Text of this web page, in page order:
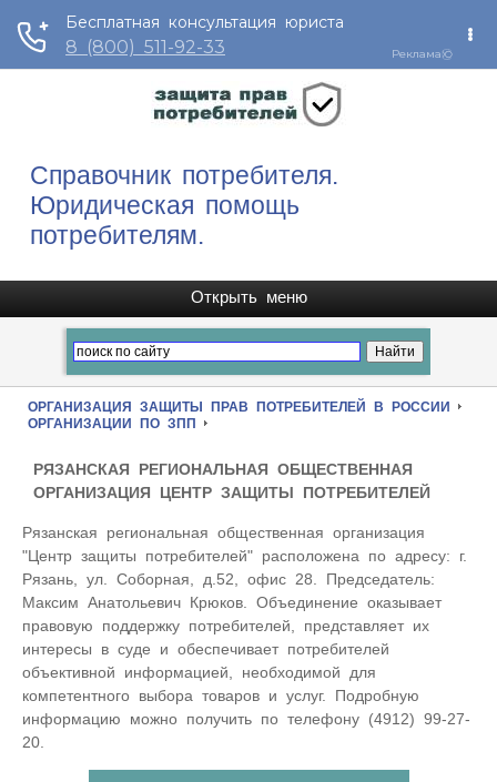
Справочник потребителя.
Юридическая помощь
потребителям.
ОРГАНИЗАЦИЯ ЗАЩИТЫ ПРАВ ПОТРЕБИТЕЛЕЙ В РОССИИ
ОРГАНИЗАЦИИ ПО ЗПП
РЯЗАНСКАЯ РЕГИОНАЛЬНАЯ ОБЩЕСТВЕННАЯ
ОРГАНИЗАЦИЯ ЦЕНТР ЗАЩИТЫ ПОТРЕБИТЕЛЕЙ
Рязанская региональная общественная организация
"Центр защиты потребителей" расположена по адресу: г.
Рязань, ул. Соборная, д.52, офис 28. Председатель:
Максим Анатольевич Крюков. Объединение оказывает
правовую поддержку потребителей, представляет их
интересы в суде и обеспечивает потребителей
объективной информацией, необходимой для
компетентного выбора товаров и услуг. Подробную
информацию можно получить по телефону (4912) 99-27-
20.